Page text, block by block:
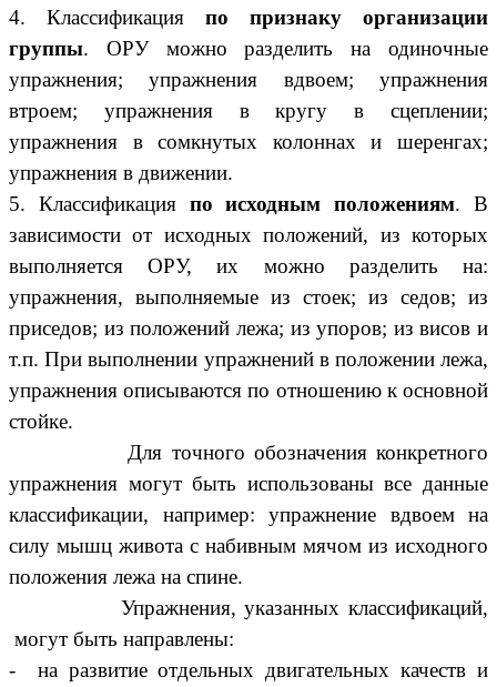
4. Классификация по признаку организации
группы. ОРУ можно разделить на одиночные
упражнения; упражнения вдвоем; упражнения
втроем; упражнения в кругу в сцеплении;
упражнения в сомкнутых колоннах и шеренгах;
упражнения в движении.
5. Классификация по исходным положениям. В
зависимости от исходных положений, из которых
выполняется ОРУ, их можно разделить на:
упражнения, выполняемые из стоек; из седов; из
приседов; из положений лежа; из упоров; из висов и
т.п. При выполнении упражнений в положении лежа,
упражнения описываются по отношению к основной
стойке.
Для точного обозначения конкретного
упражнения могут быть использованы все данные
классификации, например: упражнение вдвоем на
силу мышц живота с набивным мячом из исходного
положения лежа на спине.
Упражнения, указанных классификаций,
могут быть направлены:
- на развитие отдельных двигательных качеств и